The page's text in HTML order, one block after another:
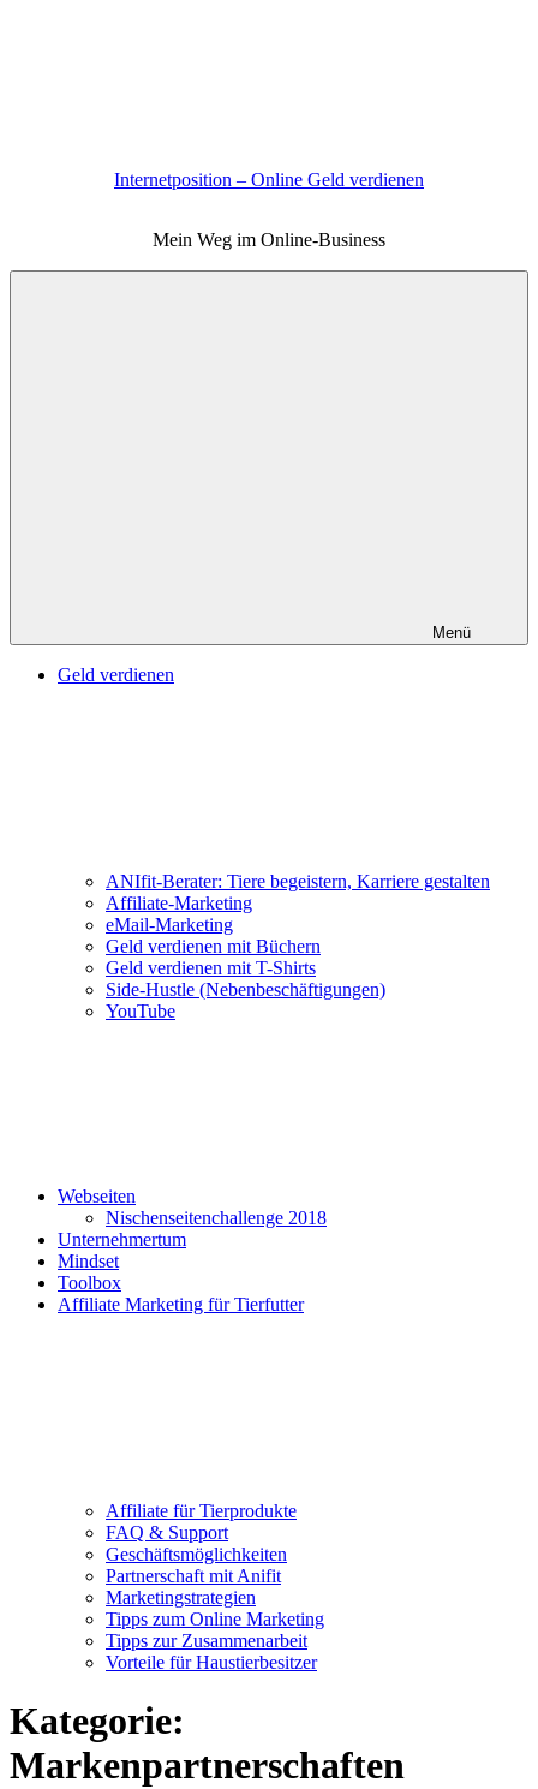
Internetposition – Online Geld verdienen
Mein Weg im Online-Business
Menü
Geld verdienen
ANIfit-Berater: Tiere begeistern, Karriere gestalten
Affiliate-Marketing
eMail-Marketing
Geld verdienen mit Büchern
Geld verdienen mit T-Shirts
Side-Hustle (Nebenbeschäftigungen)
YouTube
Webseiten
Nischenseitenchallenge 2018
Unternehmertum
Mindset
Toolbox
Affiliate Marketing für Tierfutter
Affiliate für Tierprodukte
FAQ & Support
Geschäftsmöglichkeiten
Partnerschaft mit Anifit
Marketingstrategien
Tipps zum Online Marketing
Tipps zur Zusammenarbeit
Vorteile für Haustierbesitzer
Kategorie:
Markenpartnerschaften